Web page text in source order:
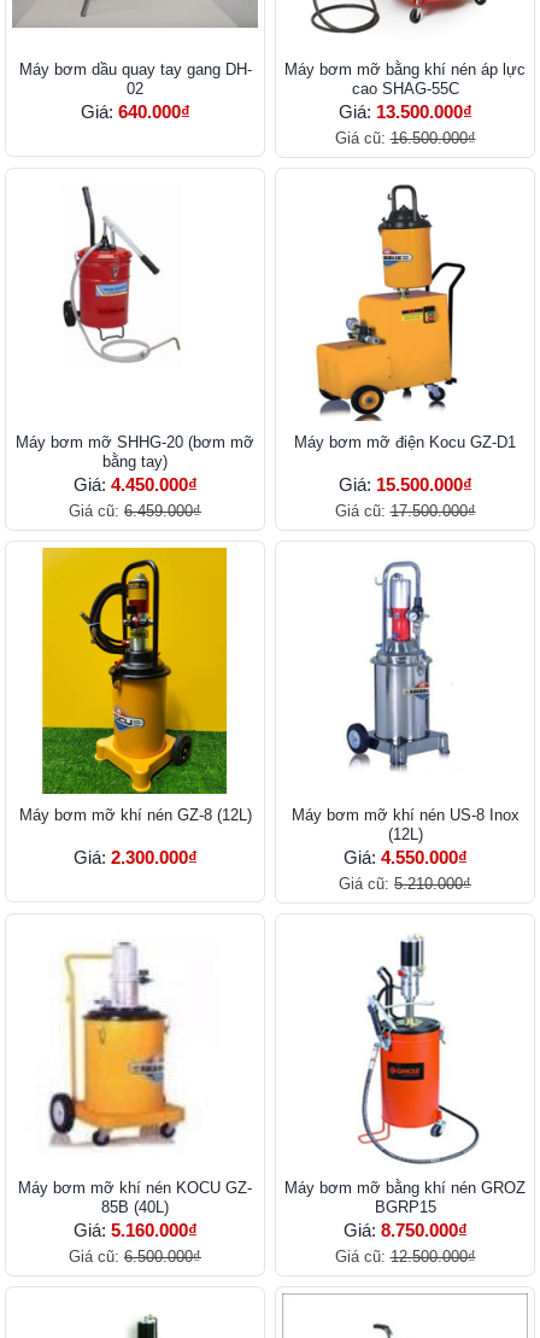
Máy bơm dầu quay tay gang DH-
02
Giá: 640.000₫
Máy bơm mỡ bằng khí nén áp lực
cao SHAG-55C
Giá: 13.500.000₫
Giá cũ:16.500.000₫
Máy bơm mỡ SHHG-20 (bơm mỡ
bằng tay)
Giá: 4.450.000₫
Giá cũ: 6.459.000₫
Máy bơm mỡ điện Kocu GZ-D1
Giá: 15.500.000₫
Giá cũ:17.500.000₫
Máy bơm mỡ khí nén GZ-8 (12L)
Giá: 2.300.000₫
Máy bơm mỡ khí nén US-8 Inox
(12L)
Giá: 4.550.000₫
Giá cũ: 5.210.000₫
Máy bơm mỡ khí nén KOCU GZ-
85B (40L)
Giá: 5.160.000₫
Giá cũ: 6.500.000₫
Máy bơm mỡ bằng khí nén GROZ
BGRP15
Giá: 8.750.000₫
Giá cũ:12.500.000₫